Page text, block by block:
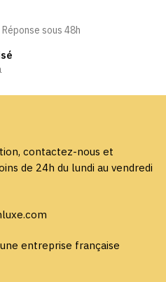
sous 48h
contactez-nous et
de 24h du lundi au vendredi
entreprise française